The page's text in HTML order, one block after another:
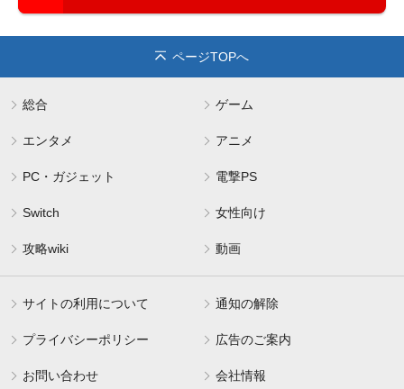
ページTOPへ
総合 ゲーム
エンタメ アニメ
PC・ガジェット 電撃PS
Switch 女性向け
攻略wiki 動画
サイトの利用について 通知の解除
プライバシーポリシー 広告のご案内
お問い合わせ 会社情報